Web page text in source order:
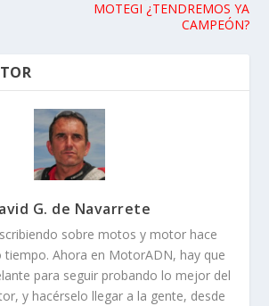
MOTEGI ¿TENDREMOS YA
CAMPEÓN?
G. de Navarrete
sobre motos y motor hace
tiempo. Ahora en MotorADN, hay que
para seguir probando lo mejor del
y hacérselo llegar a la gente, desde